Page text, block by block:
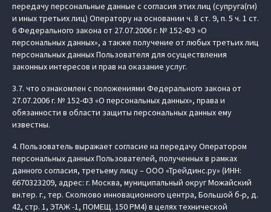
передачу персональные данные с согласия этих лиц (супруга(ги)
и иных третьих лиц) Оператору на основании ч. 8 ст. 9, п. 5 ч. 1 ст.
6 Федерального закона от 27.07.2006 г. № 152-ФЗ «О
персональных данных», а также получение от любых третьих лиц
персональных данных Пользователя для осуществления
законных интересов и прав на оказание услуг.
3.7. что ознакомлен с положениями Федерального закона от
27.07.2006 г. № 152-ФЗ «О персональных данных», права и
обязанности в области защиты персональных данных ему
известны.
4. Пользователь выражает согласие на передачу Оператором
персональных данных Пользователей, полученных в рамках
данного согласия, третьему лицу – ООО «Трейдинс.ру» (ИНН:
6670323209, адрес: г. Москва, муниципальный округ Можайский
вн.тер. г., тер. Сколково инновационного центра, Большой б-р, д.
42, стр. 1, ЭТАЖ -1, ПОМЕЩ. 150 РМ4) в целях технической